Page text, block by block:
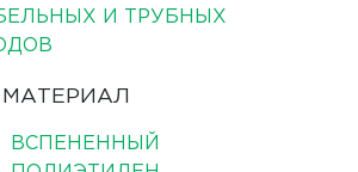
И ТРУБНЫХ
МАТЕРИАЛ
ВСПЕНЕННЫЙ